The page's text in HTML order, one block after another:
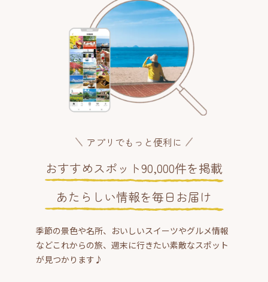
アプリでもっと便利に
おすすめスポット90,000件を掲載
あたらしい情報を毎日お届け
季節の景色や名所、おいしいスイーツやグルメ情報
などこれからの旅、週末に行きたい素敵なスポット
が見つかります♪